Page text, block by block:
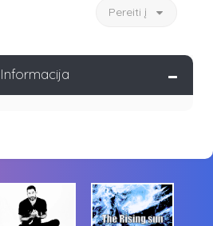
Pereiti į
Informacija